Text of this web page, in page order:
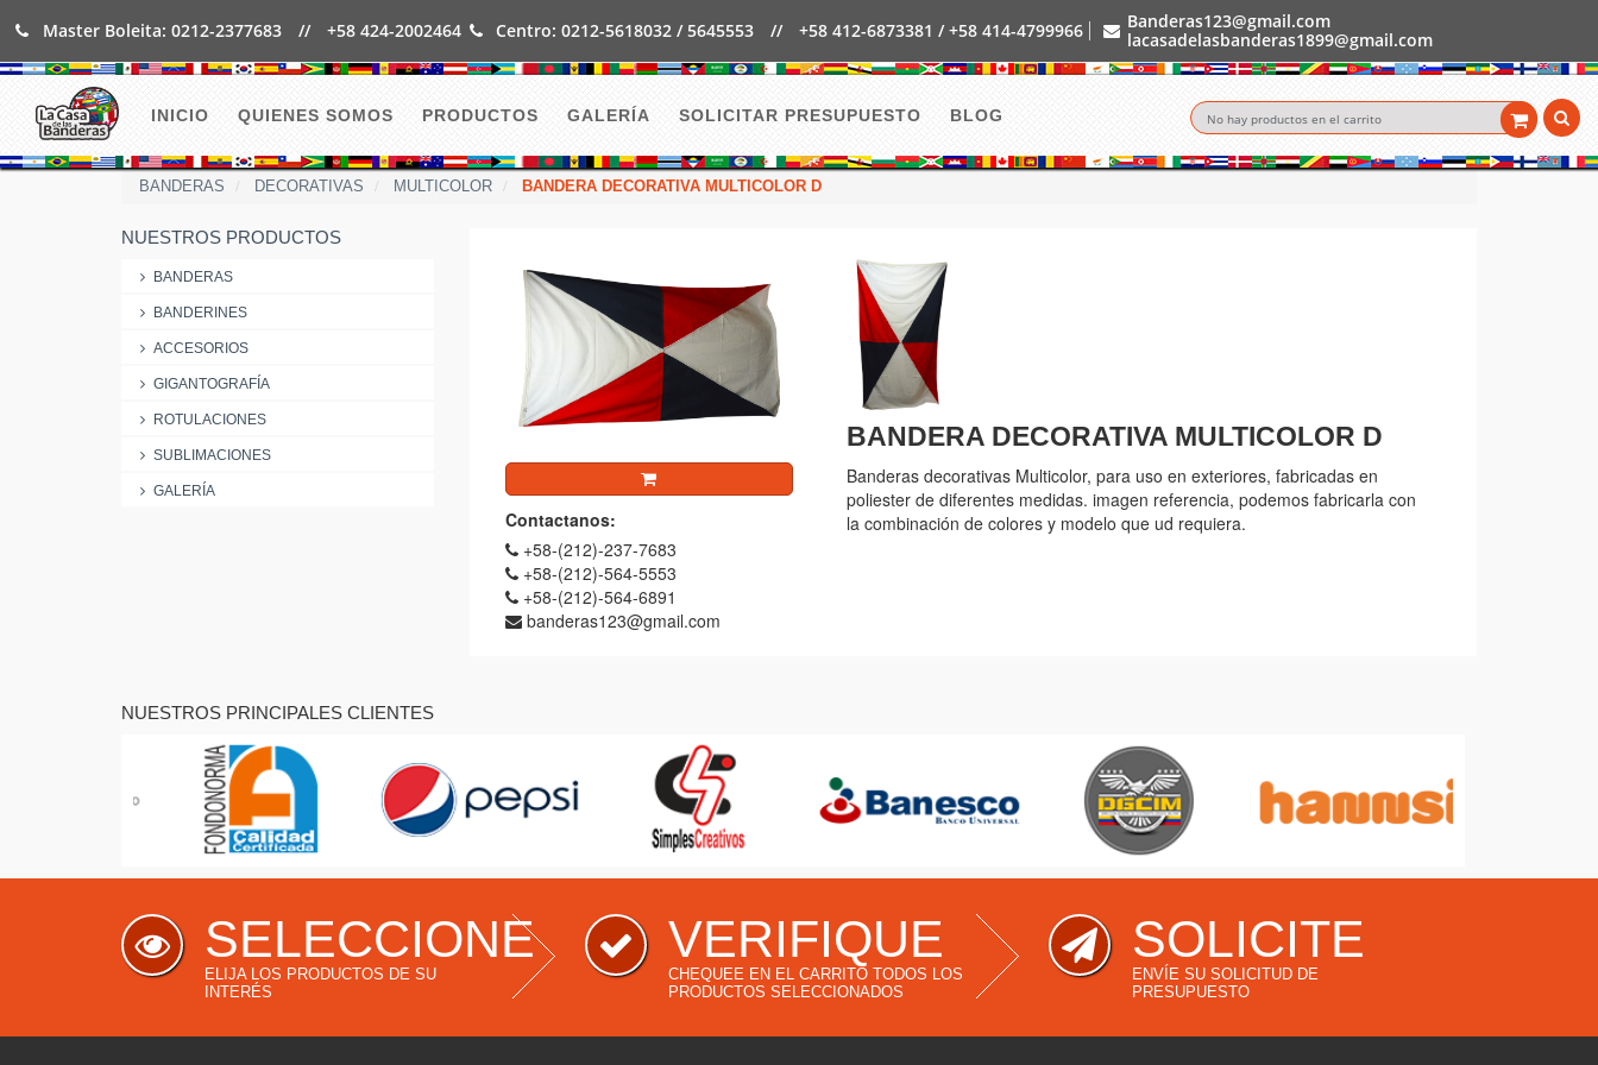
Master Boleita: 0212-2377683 // +58 424-2002464 Centro: 0212-5618032 / 5645553 // +58 412-6873381 / +58 414-4799966
Banderas123@gmail.com
lacasadelasbanderas1899@gmail.com
No hay productos en el carrito
INICIO QUIENES SOMOS PRODUCTOS GALERÍA SOLICITAR PRESUPUESTO BLOG
BANDERAS DECORATIVAS MULTICOLOR BANDERA DECORATIVA MULTICOLOR D
NUESTROS PRODUCTOS
BANDERAS
BANDERINES
ACCESORIOS
GIGANTOGRAFÍA
ROTULACIONES
SUBLIMACIONES
GALERÍA
Contactanos:
+58-(212)-237-7683
+58-(212)-564-5553
+58-(212)-564-6891
banderas123@gmail.com
BANDERA DECORATIVA MULTICOLOR D
Banderas decorativas Multicolor, para uso en exteriores, fabricadas en
poliester de diferentes medidas. imagen referencia, podemos fabricarla con
la combinación de colores y modelo que ud requiera.
NUESTROS PRINCIPALES CLIENTES
SELECCIONE
ELIJA LOS PRODUCTOS DE SU
INTERÉS
VERIFIQUE
CHEQUEE EN EL CARRITO TODOS LOS
PRODUCTOS SELECCIONADOS
SOLICITE
ENVÍE SU SOLICITUD DE
PRESUPUESTO